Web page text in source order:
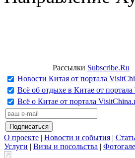
Рассылки Subscribe.Ru
Новости Китая от портала
Всё об отдыхе в Китае от
Всё о Китае от портала
О проекте | Новости и события |
Услуги | Визы и посольства |